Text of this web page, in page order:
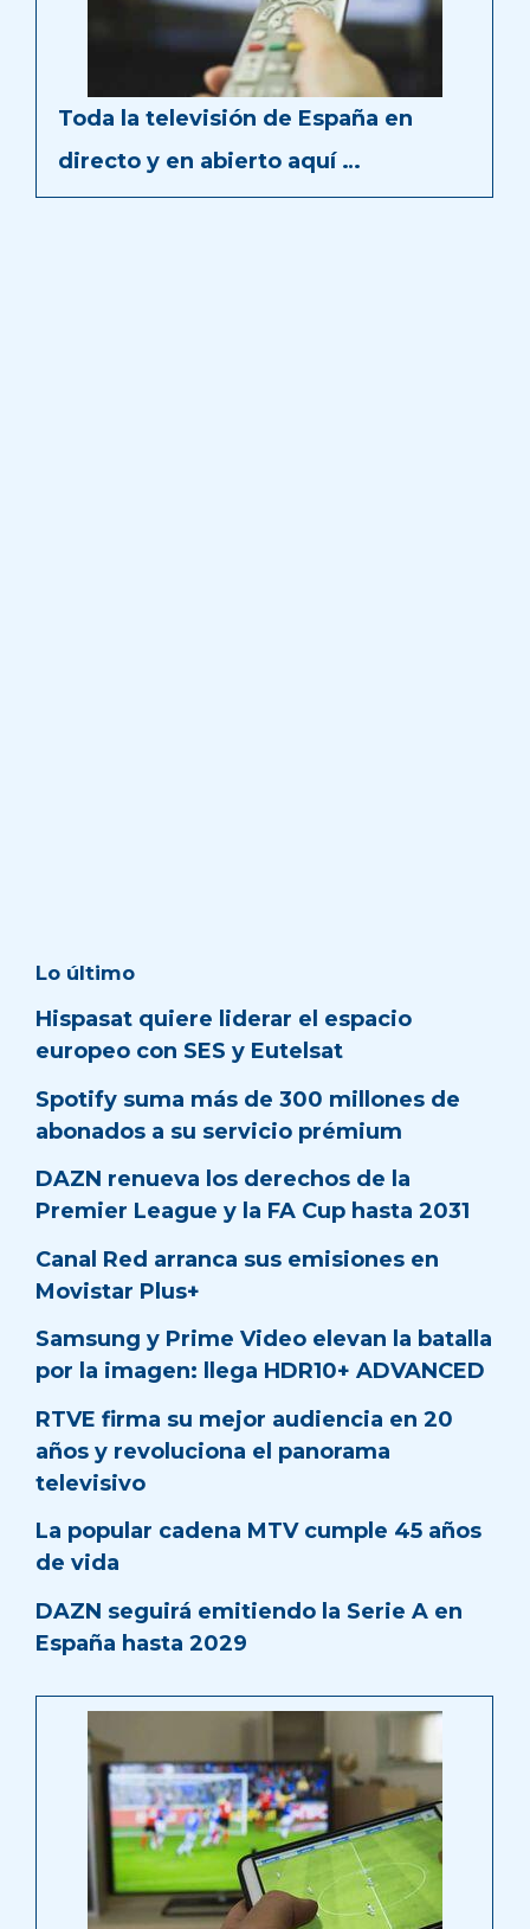
Toda la televisión de España en
directo y en abierto aquí …
Lo último
Hispasat quiere liderar el espacio
europeo con SES y Eutelsat
Spotify suma más de 300 millones de
abonados a su servicio prémium
DAZN renueva los derechos de la
Premier League y la FA Cup hasta 2031
Canal Red arranca sus emisiones en
Movistar Plus+
Samsung y Prime Video elevan la batalla
por la imagen: llega HDR10+ ADVANCED
RTVE firma su mejor audiencia en 20
años y revoluciona el panorama
televisivo
La popular cadena MTV cumple 45 años
de vida
DAZN seguirá emitiendo la Serie A en
España hasta 2029